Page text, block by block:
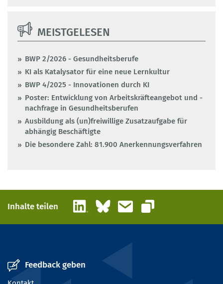
MEISTGELESEN
BWP 2/2026 - Gesundheitsberufe
KI als Katalysator für eine neue Lernkultur
BWP 4/2025 - Innovationen durch KI
Poster: Entwicklung von Arbeitskräfteangebot und -
nachfrage in Gesundheitsberufen
Ausbildung als (un)freiwillige Zusatzaufgabe für
abhängig Beschäftigte
Die besondere Zahl: 81.900 Anerkennungsverfahren
Inhalte teilen LinkedInBlueskyE-Mail
Link kopieren
Feedback geben